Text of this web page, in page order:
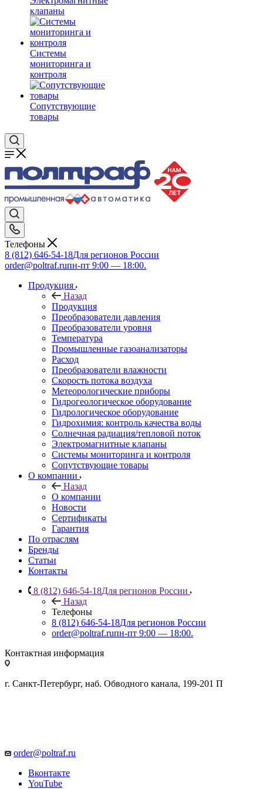
клапаны
Системы
мониторинга и
контроля
Сопутствующие
товары
Телефоны
8 (812) 646-54-18Для регионов России
order@poltraf.ruпн-пт 9:00 — 18:00.
Продукция
Назад
Продукция
Преобразователи давления
Преобразователи уровня
Температура
Промышленные газоанализаторы
Расход
Преобразователи влажности
Скорость потока воздуха
Метеорологические приборы
Гидрогеологическое оборудование
Гидрологическое оборудование
Гидрохимия: контроль качества воды
Солнечная радиация/тепловой поток
Электромагнитные клапаны
Системы мониторинга и контроля
Сопутствующие товары
О компании
Назад
О компании
Новости
Сертификаты
Гарантия
По отраслям
Бренды
Статьи
Контакты
8 (812) 646-54-18Для регионов России
Назад
Телефоны
8 (812) 646-54-18Для регионов России
order@poltraf.ruпн-пт 9:00 — 18:00.
Контактная информация
г. Санкт-Петербург, наб. Обводного канала, 199-201 П
order@poltraf.ru
Вконтакте
YouTube